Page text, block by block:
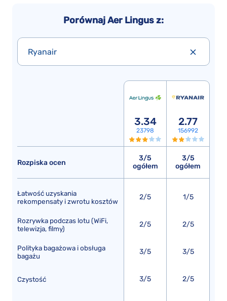
Porównaj Aer Lingus z:
Ryanair
Rozpiska ocen
Łatwość uzyskania
rekompensaty i zwrotu kosztów
Rozrywka podczas lotu (WiFi,
telewizja, filmy)
Polityka bagażowa i obsługa
bagażu
Czystość
3.34
23798
3/5
ogółem
2/5
2/5
3/5
3/5
2.77
156992
3/5
ogółem
1/5
2/5
3/5
2/5